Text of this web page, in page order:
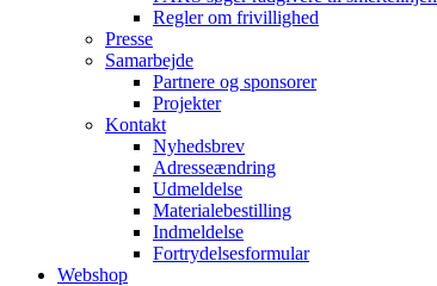
Regler om frivillighed
Presse
Samarbejde
Partnere og sponsorer
Projekter
Kontakt
Nyhedsbrev
Adresseændring
Udmeldelse
Materialebestilling
Indmeldelse
Fortrydelsesformular
Webshop